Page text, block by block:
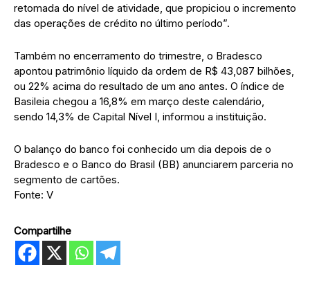
retomada do nível de atividade, que propiciou o incremento
das operações de crédito no último período”.
Também no encerramento do trimestre, o Bradesco
apontou patrimônio líquido da ordem de R$ 43,087 bilhões,
ou 22% acima do resultado de um ano antes. O índice de
Basileia chegou a 16,8% em março deste calendário,
sendo 14,3% de Capital Nível I, informou a instituição.
O balanço do banco foi conhecido um dia depois de o
Bradesco e o Banco do Brasil (BB) anunciarem parceria no
segmento de cartões.
Fonte: V
Compartilhe